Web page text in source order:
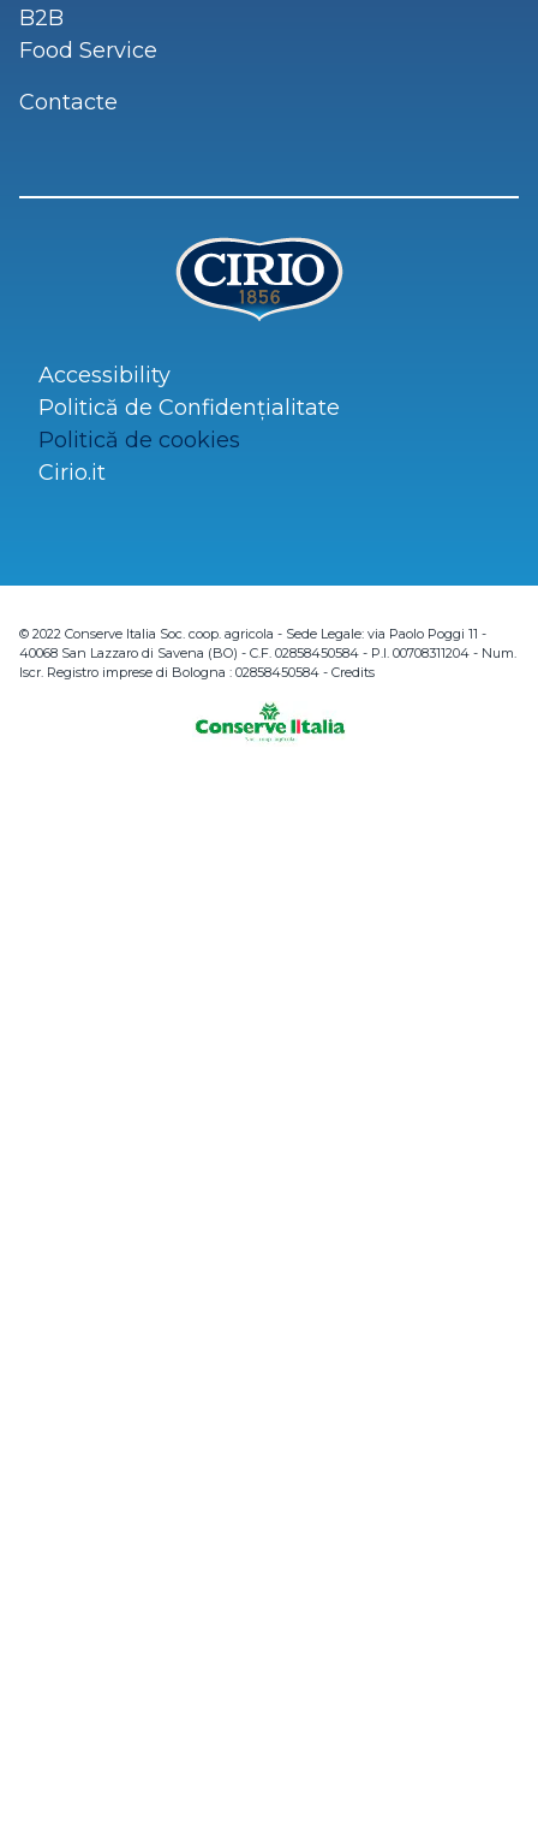
B2B
Food Service
Contacte
Accessibility
Politică de Confidenţialitate
Politică de cookies
Cirio.it
© 2022 Conserve Italia Soc. coop. agricola - Sede Legale: via Paolo Poggi 11 -
40068 San Lazzaro di Savena (BO) - C.F. 02858450584 - P.I. 00708311204 - Num.
Iscr. Registro imprese di Bologna : 02858450584 - Credits